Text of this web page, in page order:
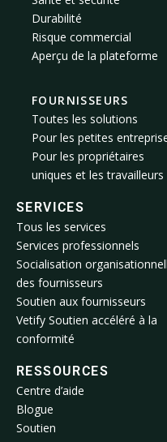
Durabilité
Risque commercial
Aperçu de la plateforme
FOURNISSEURS
Toutes les solutions
Pour les petites
Pour les propriétaires
uniques et les travailleurs
SERVICES
Tous les services
Services professionnels
Socialisation
des fournisseurs
Soutien aux fournisseurs
Vetify Soutien accéléré à la
conformité
RESSOURCES
Centre d’aide
Blogue
Soutien